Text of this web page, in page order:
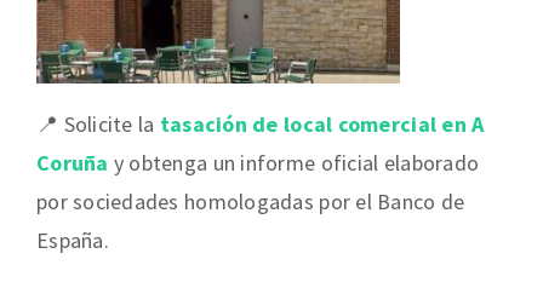
📍 Solicite la tasación de local comercial en A
Coruña y obtenga un informe oficial elaborado
por sociedades homologadas por el Banco de
España.